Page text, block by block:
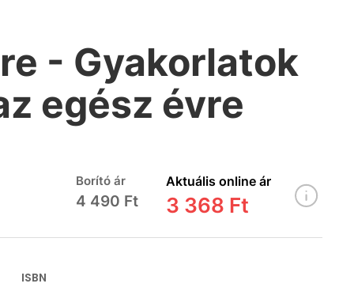
- Gyakorlatok
egész évre
Borító ár
4 490 Ft
Aktuális online ár
3 368 Ft
ISBN